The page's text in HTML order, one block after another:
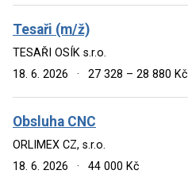
Tesaři (m/ž)
TESAŘI OSÍK s.r.o.
18. 6. 2026
· 27 328 – 28 880 Kč
Obsluha CNC
ORLIMEX CZ, s.r.o.
18. 6. 2026
· 44 000 Kč